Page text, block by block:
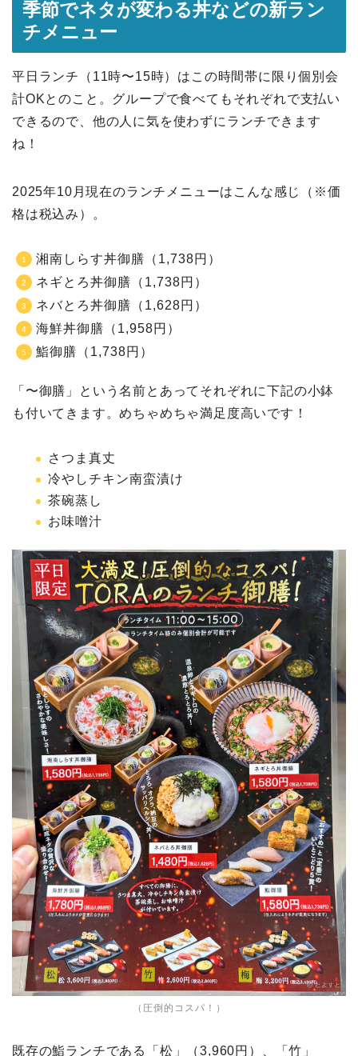
季節でネタが変わる丼などの新ラン
チメニュー
平日ランチ（11時〜15時）はこの時間帯に限り個別会
計OKとのこと。グループで食べてもそれぞれで支払い
できるので、他の人に気を使わずにランチできます
ね！
2025年10月現在のランチメニューはこんな感じ（※価
格は税込み）。
湘南しらす丼御膳（1,738円）
ネギとろ丼御膳（1,738円）
ネバとろ丼御膳（1,628円）
海鮮丼御膳（1,958円）
鮨御膳（1,738円）
「〜御膳」という名前とあってそれぞれに下記の小鉢
も付いてきます。めちゃめちゃ満足度高いです！
さつま真丈
冷やしチキン南蛮漬け
茶碗蒸し
お味噌汁
（圧倒的コスパ！）
既存の鮨ランチである「松」（3,960円）、「竹」